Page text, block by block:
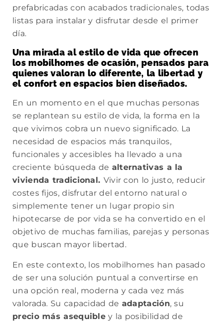
prefabricadas con acabados tradicionales, todas
listas para instalar y disfrutar desde el primer
día.
Una mirada al estilo de vida que ofrecen
los mobilhomes de ocasión, pensados para
quienes valoran lo diferente, la libertad y
el confort en espacios bien diseñados.
En un momento en el que muchas personas
se replantean su estilo de vida, la forma en la
que vivimos cobra un nuevo significado. La
necesidad de espacios más tranquilos,
funcionales y accesibles ha llevado a una
creciente búsqueda de alternativas a la
vivienda tradicional. Vivir con lo justo, reducir
costes fijos, disfrutar del entorno natural o
simplemente tener un lugar propio sin
hipotecarse de por vida se ha convertido en el
objetivo de muchas familias, parejas y personas
que buscan mayor libertad.
En este contexto, los mobilhomes han pasado
de ser una solución puntual a convertirse en
una opción real, moderna y cada vez más
valorada. Su capacidad de adaptación, su
precio más asequible y la posibilidad de